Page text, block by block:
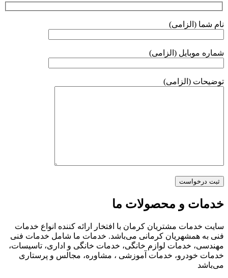
نام شما (الزامی)
شماره موبایل (الزامی)
توضیحات (الزامی)
خدمات و محصولات ما
سایت خدمات مشتریان کرمان با افتخار ارائه کننده انواع خدمات
فنی به همشهریان کرمانی می‌باشد. خدمات ما شامل خدمات فنی
مهندسی، خدمات لوازم خانگی، خدمات خانگی و اداری، تاسیسات،
خدمات خودرو، خدمات آموزشی ، مشاوره، مجالس و پرستاری
می‌باشد